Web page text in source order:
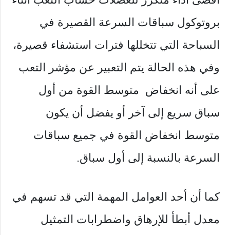
بروتوكول سباقات السرعة القصيرة في
السباحة التي تتخللها فترات استشفاء قصيرة،
وفي هذه الحالة يتم التعبير عن مؤشر التعب
على أنه انخفاض متوسط ​​القوة من أول
سباق سريع إلى آخر أو يفضل أن يكون
متوسط ​​انخفاض القوة في جميع سباقات
السرعة بالنسبة إلى أول سباق.
كما أن أحد العوامل المهمة التي قد تسهم في
معدل أبطأ للإرهاق واضطرابات التمثيل